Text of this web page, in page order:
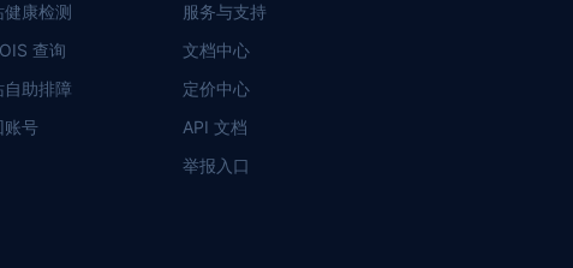
健康检测
查询
自助排障
账号
服务与支持
文档中心
定价中心
API 文档
举报入口